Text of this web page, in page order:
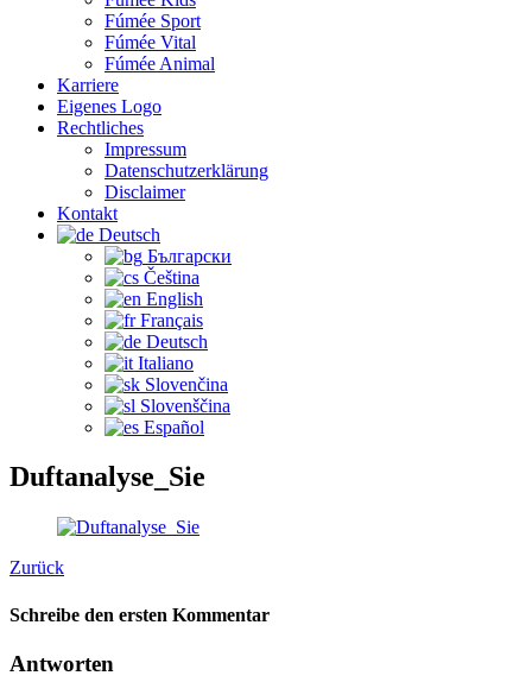
Fúmée Sport
Fúmée Vital
Fúmée Animal
Karriere
Eigenes Logo
Rechtliches
Impressum
Datenschutzerklärung
Disclaimer
Kontakt
Deutsch
Български
Čeština‎
English
Français
Deutsch
Italiano
Slovenčina
Slovenščina
Español
Duftanalyse_Sie
Zurück
Schreibe den ersten Kommentar
Antworten